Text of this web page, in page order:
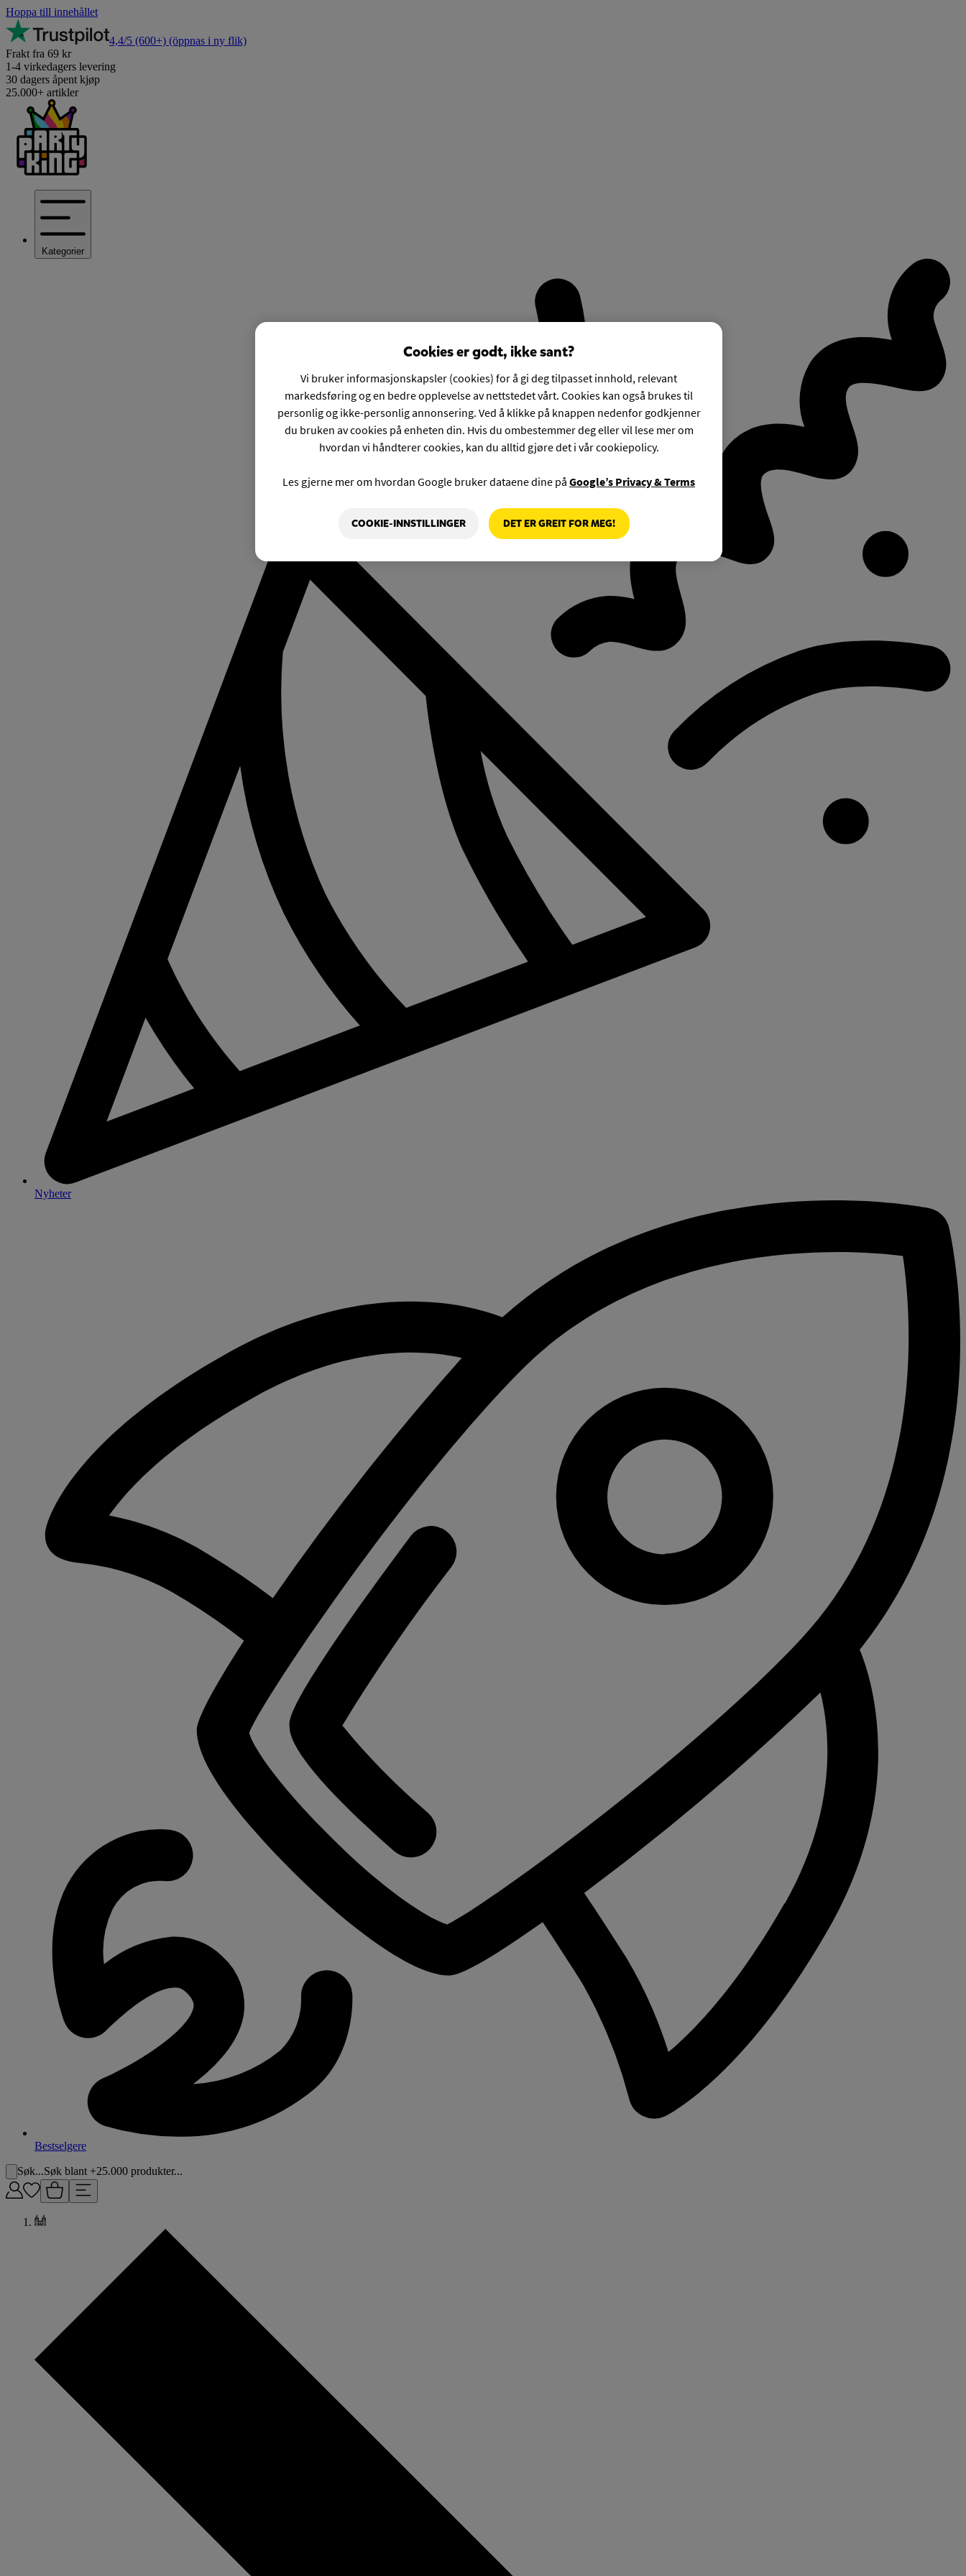
Hoppa till innehållet
4,4/5 (600+) (öppnas i ny flik)
Frakt fra 69 kr
1-4 virkedagers levering
30 dagers åpent kjøp
25.000+ artikler
Kategorier
Nyheter
Bestselgere
Søk...Søk blant +25.000 produkter...
Cookies er godt, ikke sant?
Vi bruker informasjonskapsler (cookies) for å gi deg tilpasset innhold, relevant
markedsføring og en bedre opplevelse av nettstedet vårt. Cookies kan også brukes til
personlig og ikke-personlig annonsering. Ved å klikke på knappen nedenfor godkjenner
du bruken av cookies på enheten din. Hvis du ombestemmer deg eller vil lese mer om
hvordan vi håndterer cookies, kan du alltid gjøre det i vår cookiepolicy.
Les gjerne mer om hvordan Google bruker dataene dine på Google’s Privacy & Terms
COOKIE-INNSTILLINGER DET ER GREIT FOR MEG!